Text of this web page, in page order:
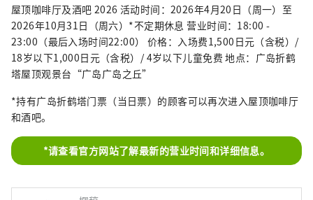
屋顶咖啡厅及酒吧 2026 活动时间：2026年4月20日（周一）至
2026年10月31日（周六）*不定期休息 营业时间：18:00 -
23:00（最后入场时间22:00） 价格：入场费1,500日元（含税）/
18岁以下1,000日元（含税）/ 4岁以下儿童免费 地点：广岛折鹤
塔屋顶观景台“广岛广岛之丘”
*持有广岛折鹤塔门票（当日票）的顾客可以再次进入屋顶咖啡厅
和酒吧。
*请查看官方网站了解最新的营业时间和详细信息。